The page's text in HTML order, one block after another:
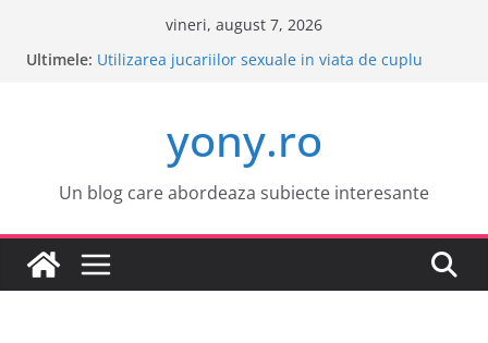
vineri, august 7, 2026
Ultimele: Este o idee buna sa cumpar o masina electrica?
Tot ce trebuie sa stii despre bolile copilariei
Tot ce trebuie sa stii despre epilarea definitiva
yony.ro
Un blog care abordeaza subiecte interesante